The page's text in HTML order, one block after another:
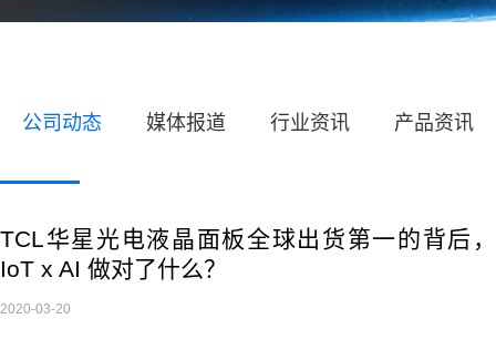
公司动态 媒体报道 行业资讯 产品资讯
TCL华星光电液晶面板全球出货第一的背后，
IoT x AI 做对了什么？
2020-03-20